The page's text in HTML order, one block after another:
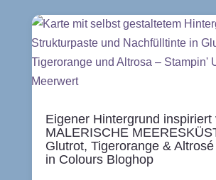
Eigener Hintergrund inspiriert
MALERISCHE
Glutrot, Tigerorange & Altrosé
in Colours Bloghop